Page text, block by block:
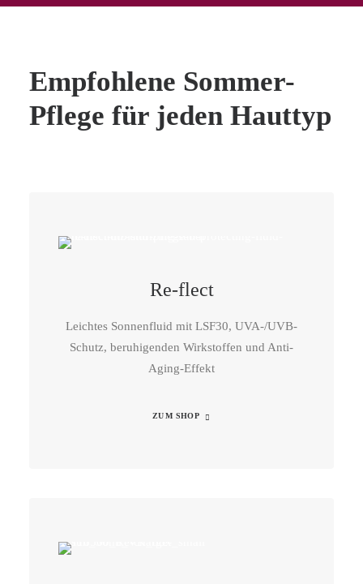
Empfohlene Sommer-
Pflege für jeden Hauttyp
Re-flect
Leichtes Sonnenfluid mit LSF30, UVA-/UVB-
Schutz, beruhigenden Wirkstoffen und Anti-
Aging-Effekt
ZUM SHOP